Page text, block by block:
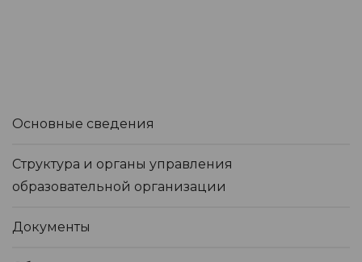
Основные сведения
Структура и органы управления
образовательной организации
Документы